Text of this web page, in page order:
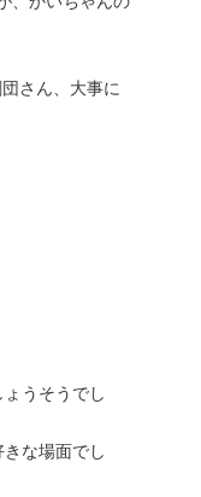
さん、大事に
うそうでし
な場面でし